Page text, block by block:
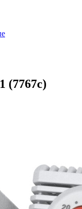
(7767c)